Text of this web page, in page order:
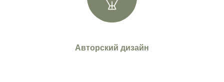
Авторский дизайн